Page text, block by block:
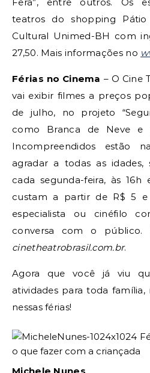
teatros do shopping
Cultural Unimed-BH com
27,50. Mais informações no
Férias no Cinema – O Cine
vai exibir filmes a preços
de julho, no projeto
como Branca de Neve e
Incompreendidos estão
agradar a todas as idades,
cada segunda-feira, às 16h
custam a partir de R$ 5
especialista ou cinéfilo
conversa com o público.
cinetheatrobrasil.com.br.
Agora que você já viu
atividades para toda
nessas férias!